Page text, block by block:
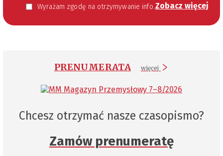
Wyrażam zgodę na otrzymywanie informacji handlowej kierowanej do mnie za pomocą środków komunikacji elektronicznej w szczególności poczty elektronicznej zgodnie z przepisem art. 10 ust 2 ustawy z dnia 18 lipca 2002 roku o świadczeniu usług drogą elektroniczną (Dz. U. 144 z 2002 r. poz. 1204). Zgoda jest dobrowolna, jednak jej wyrażenie jest konieczne, aby otrzymywać newsletter. Zobacz więcej
PRENUMERATA więcej
Chcesz otrzymać nasze czasopismo?
Zamów prenumeratę